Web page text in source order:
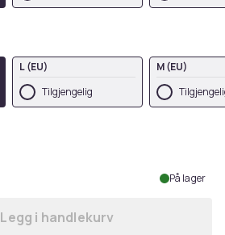
L (EU)
Tilgjengelig
M (EU)
På lager
Legg Regatta Professional
Legg i handlekurv